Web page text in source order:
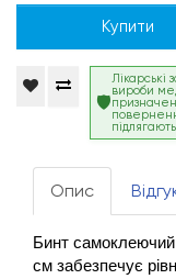
Купити
Лікарські
вироби
підлягають
Опис
Бинт
см забезпечує